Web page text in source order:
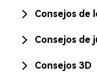
Consejos de
Consejos de
Consejos 3D